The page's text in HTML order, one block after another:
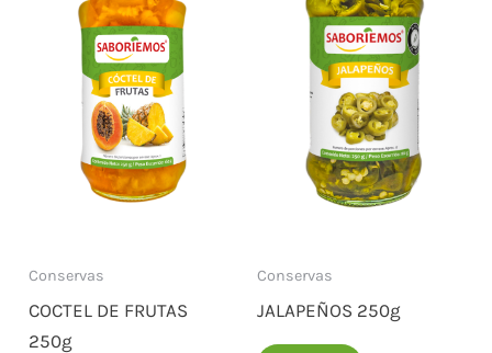
Conservas
COCTEL DE FRUTAS
250g
Conservas
JALAPEÑOS 250g